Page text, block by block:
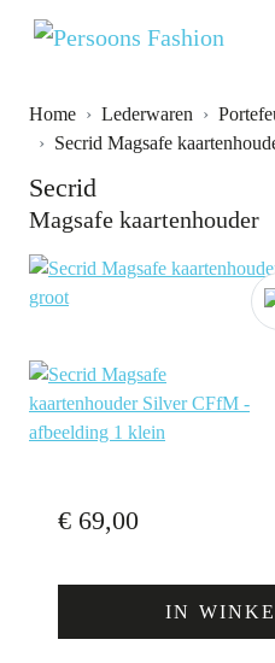
Home Lederwaren
Secrid Magsafe
Secrid
Magsafe kaartenhouder
€ 69,00